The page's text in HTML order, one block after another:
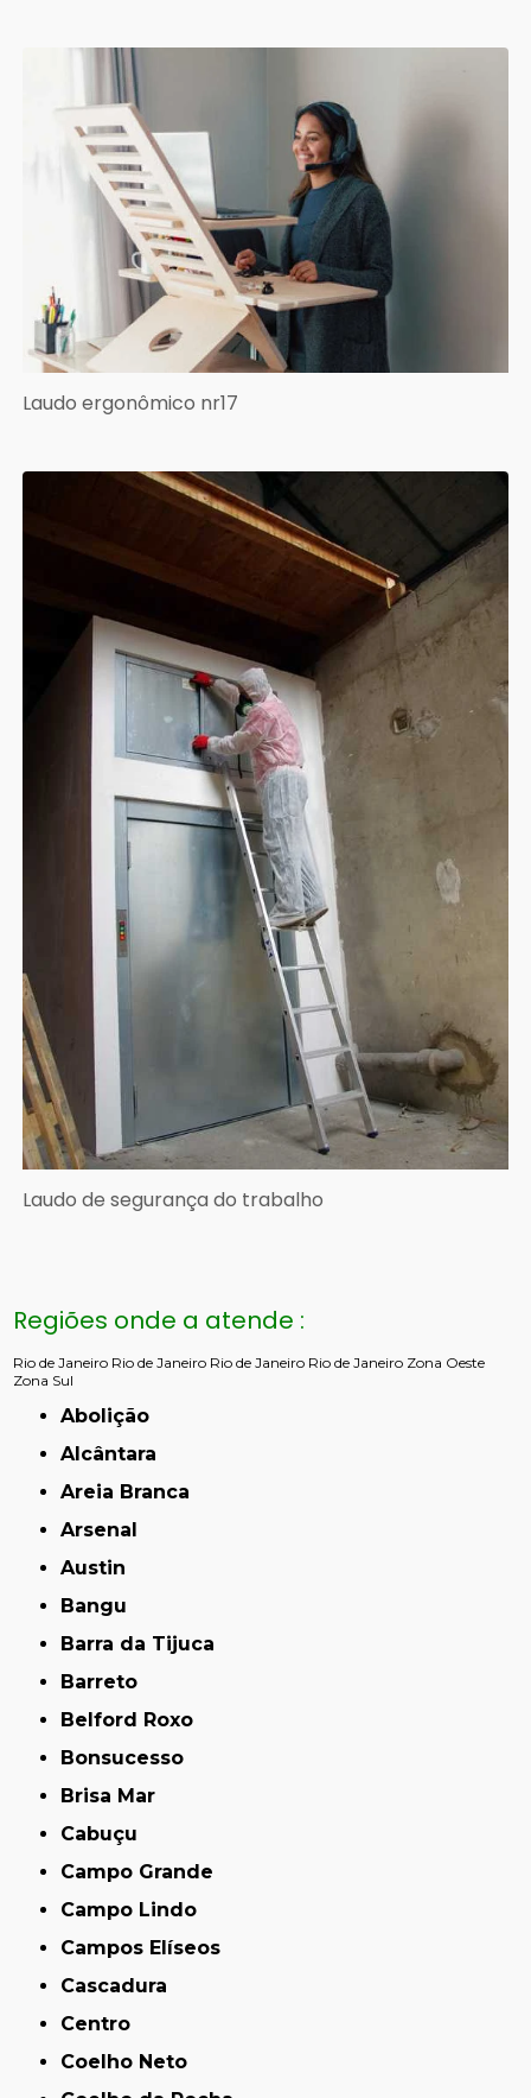
Laudo ergonômico nr17
Laudo de segurança do trabalho
Regiões onde a atende :
Rio de Janeiro Rio de Janeiro Rio de Janeiro Rio de Janeiro Zona Oeste
Zona Sul
Abolição
Alcântara
Areia Branca
Arsenal
Austin
Bangu
Barra da Tijuca
Barreto
Belford Roxo
Bonsucesso
Brisa Mar
Cabuçu
Campo Grande
Campo Lindo
Campos Elíseos
Cascadura
Centro
Coelho Neto